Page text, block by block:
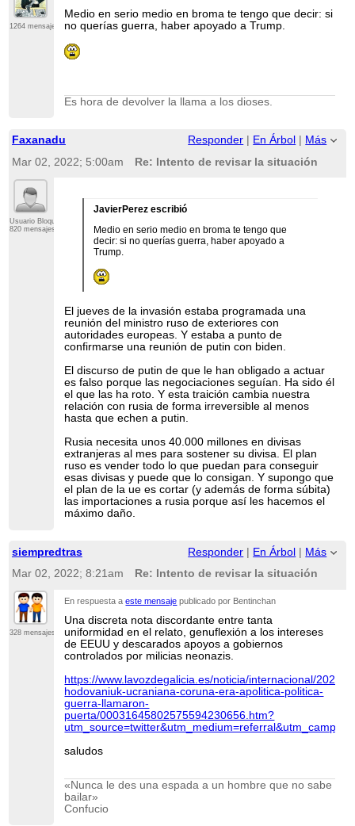
1264 mensajes
Medio en serio medio en broma te tengo que decir: si
no querías guerra, haber apoyado a Trump.
Es hora de devolver la llama a los dioses.
Faxanadu Responder En Árbol
Más
Mar 02, 2022; 5:00am
Re: Intento de revisar la situación
Usuario Bloqueado
820 mensajes
JavierPerez escribió
Medio en serio medio en broma te tengo que
decir: si no querías guerra, haber apoyado a
Trump.
El jueves de la invasión estaba programada una
reunión del ministro ruso de exteriores con
autoridades europeas. Y estaba a punto de
confirmarse una reunión de putin con biden.
El discurso de putin de que le han obligado a actuar
es falso porque las negociaciones seguían. Ha sido él
el que las ha roto. Y esta traición cambia nuestra
relación con rusia de forma irreversible al menos
hasta que echen a putin.
Rusia necesita unos 40.000 millones en divisas
extranjeras al mes para sostener su divisa. El plan
ruso es vender todo lo que puedan para conseguir
esas divisas y puede que lo consigan. Y supongo que
el plan de la ue es cortar (y además de forma súbita)
las importaciones a rusia porque así les hacemos el
máximo daño.
siempredtras Responder En Árbol
Más
Mar 02, 2022; 8:21am
Re: Intento de revisar la situación
328 mensajes
En respuesta aeste mensaje publicado por Bentinchan
Una discreta nota discordante entre tanta
uniformidad en el relato, genuflexión a los intereses
de EEUU y descarados apoyos a gobiernos
controlados por milicias neonazis.
https://www.lavozdegalicia.es/noticia/internacional/2022/
hodovaniuk-ucraniana-coruna-era-apolitica-politica-
guerra-llamaron-
puerta/00031645802575594230656.htm?
saludos
«Nunca le des una espada a un hombre que no sabe
bailar»
Confucio